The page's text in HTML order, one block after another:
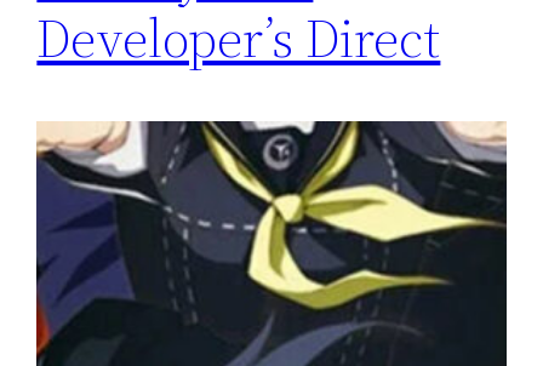
Developer’s Direct